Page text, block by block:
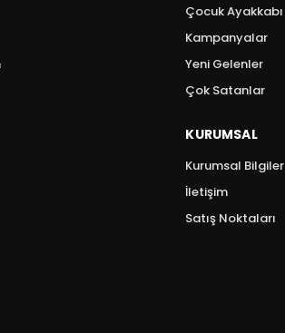
Çocuk Ayakkabı
Kampanyalar
Yeni Gelenler
Çok Satanlar
KURUMSAL
Kurumsal Bilgiler
İletişim
Satış Noktaları